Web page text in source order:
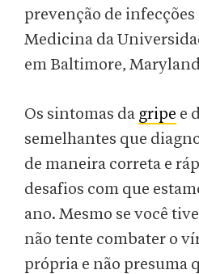
prevenção de infecções
Medicina da
em Baltimore,
Os sintomas da gripe e
semelhantes que
de maneira correta e
desafios com que
ano. Mesmo se você
não tente combater o
própria e não presuma